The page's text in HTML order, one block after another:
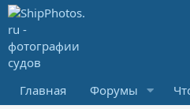
Главная Форумы